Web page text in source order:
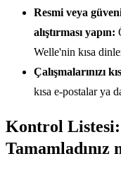
Resmi veya
alıştırması yapın:
Welle'nin kısa
Çalışmalarınızı
kısa e-postalar ya
Kontrol Listesi:
Tamamladınız